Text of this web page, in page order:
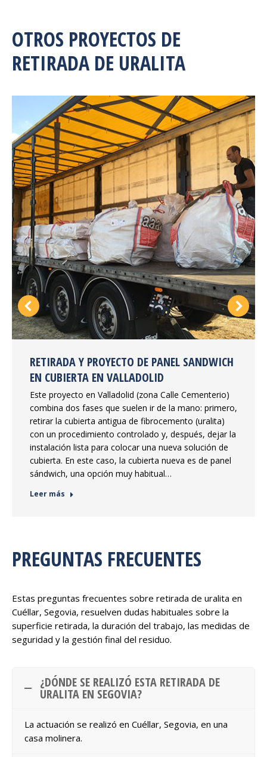
OTROS PROYECTOS DE
RETIRADA DE URALITA
RETIRADA Y PROYECTO DE PANEL SANDWICH
EN CUBIERTA EN VALLADOLID
Este proyecto en Valladolid (zona Calle Cementerio)
combina dos fases que suelen ir de la mano: primero,
retirar la cubierta antigua de fibrocemento (uralita)
con un procedimiento controlado y, después, dejar la
instalación lista para colocar una nueva solución de
cubierta. En este caso, la cubierta nueva es de panel
sándwich, una opción muy habitual…
Leer más
PREGUNTAS FRECUENTES
Estas preguntas frecuentes sobre retirada de uralita en
Cuéllar, Segovia, resuelven dudas habituales sobre la
superficie retirada, la duración del trabajo, las medidas de
seguridad y la gestión final del residuo.
¿DÓNDE SE REALIZÓ ESTA RETIRADA DE
URALITA EN SEGOVIA?
La actuación se realizó en Cuéllar, Segovia, en una
casa molinera.